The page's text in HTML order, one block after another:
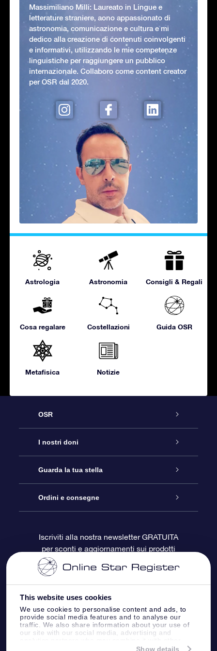
This website uses cookies
We use cookies to personalise content and ads, to
provide social media features and to analyse our
traffic. We also share information about your use of
our site with our social media, advertising and
information that you’ve provided to them or that
Show details
Massimiliano Milli: Laureato in Lingue e
letterature straniere, aono appassionato di
astronomia, comunicazione e cultura e mi
dedico alla creazione di contenuti coinvolgenti
e informativi, utilizzando le mie competenze
linguistiche per raggiungere un pubblico
internazionale. Collaboro come content creator
per OSR dal 2020.
Astrologia Astronomia Consigli & Regali
Cosa regalare Costellazioni Guida OSR
Metafisica Notizie
OSR
Assistenza
Contattaci
Blog
OSR Recensioni
I nostri doni
Online Star Gift
Pacchetto regalo OSR
Gift Card OSR
Doni aziendali
Guarda la tua stella
Registro stellare
Star Page personalizzata
One Million Stars
OSR Starsaver
App VR ‘Fly me to the stars’
Ordini e consegne
Informazioni di Pagamento
Politica di reso
Costellazioni
Iscriviti alla nostra newsletter GRATUITA
per sconti e aggiornamenti sui prodotti